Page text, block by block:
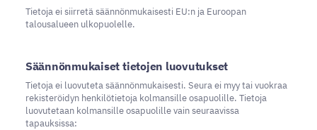
Tietoja ei siirretä säännönmukaisesti EU:n ja Euroopan
talousalueen ulkopuolelle.
Säännönmukaiset tietojen luovutukset
Tietoja ei luovuteta säännönmukaisesti. Seura ei myy tai vuokraa
rekisteröidyn henkilötietoja kolmansille osapuolille. Tietoja
luovutetaan kolmansille osapuolille vain seuraavissa
tapauksissa: